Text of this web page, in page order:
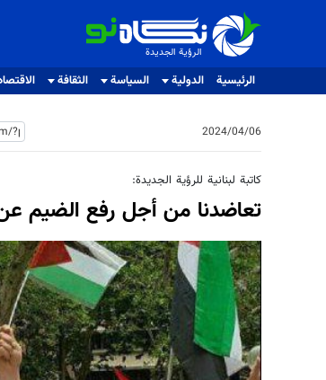
الرؤية الجديدة
الرؤية الجديدة
الرئيسية الدولية السياسة الثقافة
2024/04/06
كاتبة لبنانية للرؤية الجديدة:
تعاضدنا من أجل رفع الضيم